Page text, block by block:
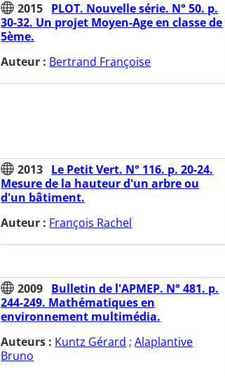
2015 PLOT. Nouvelle série. N° 50. p.
30-32. Un projet Moyen-Age en classe de
5ème.
Auteur : Bertrand Françoise
2013 Le Petit Vert. N° 116. p. 20-24.
Mesure de la hauteur d'un arbre ou
d'un bâtiment.
Auteur : François Rachel
2009 Bulletin de l'APMEP. N° 481. p.
244-249. Mathématiques en
environnement multimédia.
Auteurs : Kuntz Gérard ;Alaplantive
Bruno